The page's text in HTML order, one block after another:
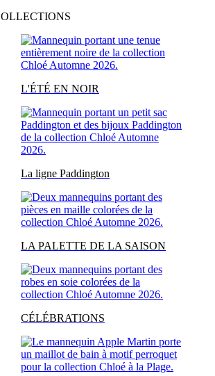
L'ÉTÉ EN NOIR
La ligne Paddington
LA PALETTE DE LA SAISON
CÉLÉBRATIONS